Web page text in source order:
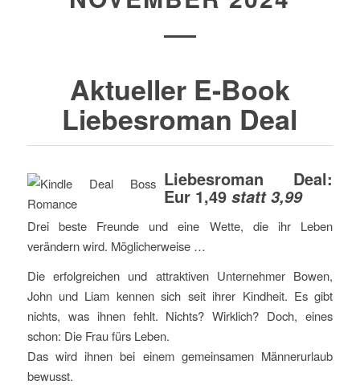
Aktueller E-Book
Liebesroman Deal
Liebesroman Deal:
Eur 1,49 statt 3,99
Drei beste Freunde und eine Wette, die ihr Leben
verändern wird. Möglicherweise …
Die erfolgreichen und attraktiven Unternehmer Bowen,
John und Liam kennen sich seit ihrer Kindheit. Es gibt
nichts, was ihnen fehlt. Nichts? Wirklich? Doch, eines
schon: Die Frau fürs Leben.
Das wird ihnen bei einem gemeinsamen Männerurlaub
bewusst.